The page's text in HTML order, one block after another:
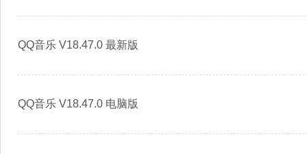
QQ音乐 V18.47.0 最新版
QQ音乐 V18.47.0 电脑版